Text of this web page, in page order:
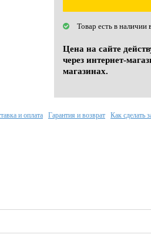
Товар есть в наличии
Цена на сайте
через интернет-
магазинах.
и оплата Гарантия и возврат Как сделать